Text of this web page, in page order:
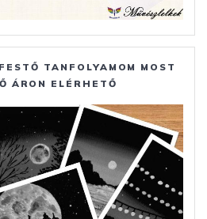
TANFOLYAMOM MOST
ÁRON ELÉRHETŐ